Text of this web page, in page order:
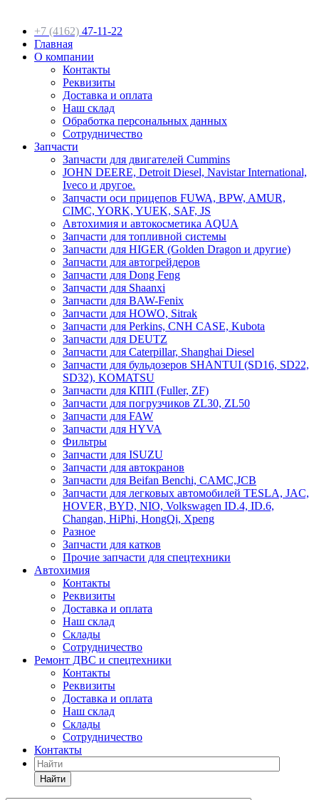
+7 (4162) 47-11-22
Главная
О компании
Контакты
Реквизиты
Доставка и оплата
Наш склад
Обработка персональных данных
Сотрудничество
Запчасти
Запчасти для двигателей Cummins
JOHN DEERE, Detroit Diesel, Navistar International,
Iveco и другое.
Запчасти оси прицепов FUWA, BPW, AMUR,
CIMC, YORK, YUEK, SAF, JS
Автохимия и автокосметика AQUA
Запчасти для топливной системы
Запчасти для HIGER (Golden Dragon и другие)
Запчасти для автогрейдеров
Запчасти для Dong Feng
Запчасти для Shaanxi
Запчасти для BAW-Fenix
Запчасти для HOWO, Sitrak
Запчасти для Perkins, CNH CASE, Kubota
Запчасти для DEUTZ
Запчасти для Caterpillar, Shanghai Diesel
Запчасти для бульдозеров SHANTUI (SD16, SD22,
SD32), KOMATSU
Запчасти для КПП (Fuller, ZF)
Запчасти для погрузчиков ZL30, ZL50
Запчасти для FAW
Запчасти для HYVA
Фильтры
Запчасти для ISUZU
Запчасти для автокранов
Запчасти для Beifan Benchi, CAMC,JCB
Запчасти для легковых автомобилей TESLA, JAC,
HOVER, BYD, NIO, Volkswagen ID.4, ID.6,
Changan, HiPhi, HongQi, Xpeng
Разное
Запчасти для катков
Прочие запчасти для спецтехники
Автохимия
Контакты
Реквизиты
Доставка и оплата
Наш склад
Склады
Сотрудничество
Ремонт ДВС и спецтехники
Контакты
Реквизиты
Доставка и оплата
Наш склад
Склады
Сотрудничество
Контакты
Найти